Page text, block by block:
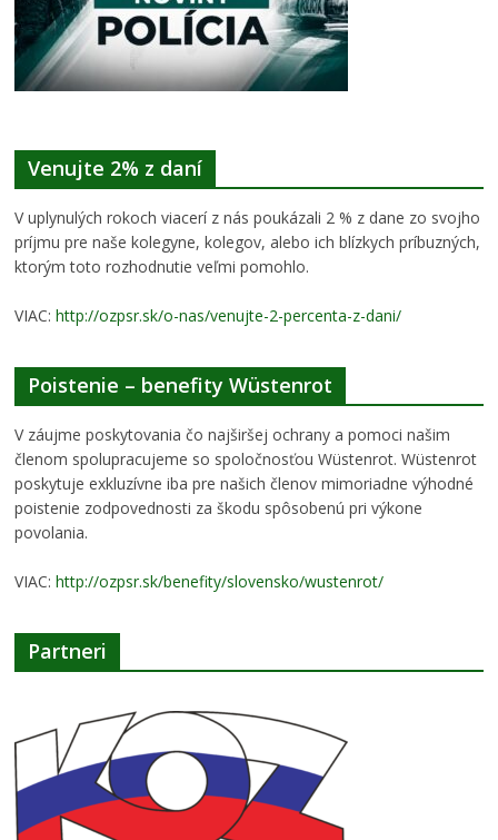
Venujte 2% z daní
V uplynulých rokoch viacerí z nás poukázali 2 % z dane zo svojho
príjmu pre naše kolegyne, kolegov, alebo ich blízkych príbuzných,
ktorým toto rozhodnutie veľmi pomohlo.
VIAC:http://ozpsr.sk/o-nas/venujte-2-percenta-z-dani/
Poistenie – benefity Wüstenrot
V záujme poskytovania čo najširšej ochrany a pomoci našim
členom spolupracujeme so spoločnosťou Wüstenrot. Wüstenrot
poskytuje exkluzívne iba pre našich členov mimoriadne výhodné
poistenie zodpovednosti za škodu spôsobenú pri výkone
povolania.
VIAC:http://ozpsr.sk/benefity/slovensko/wustenrot/
Partneri